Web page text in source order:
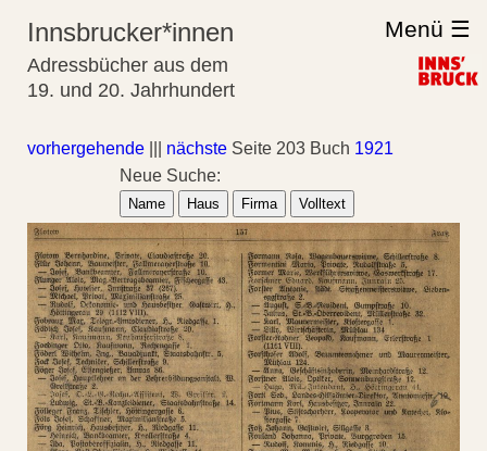
Innsbrucker*innen
Adressbücher aus dem
19. und 20. Jahrhundert
Menü ☰
vorhergehende nächste Seite 203 Buch 1921
Neue Suche:
Name Haus Firma Volltext